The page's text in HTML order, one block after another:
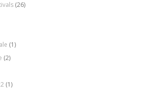
(26)
(1)
(2)
(1)